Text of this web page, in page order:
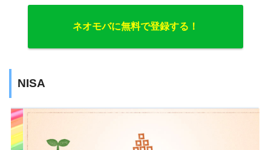
ネオモバに無料で登録する！
NISA